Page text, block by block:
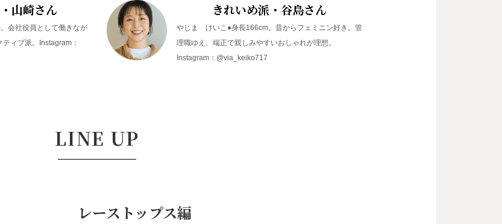
山崎さん
会社役員として働きなが
ィブ派。Instagram：
きれいめ派 ・谷島さん
やじま けいこ●身長166cm。昔からフェミニン好き。管
理職ゆえ、端正で親しみやすいおしゃれが理想。
Instagram：@via_keiko717
LINE UP
レーストップス編